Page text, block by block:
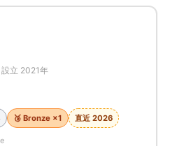
立 2021年
🥉 Bronze ×1 直近 2026